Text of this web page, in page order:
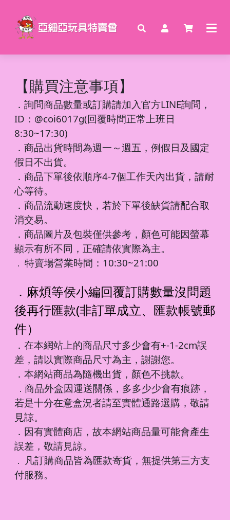
【購買注意事項】
． 詢問商品數量或訂購請加入官方LINE詢問，
ID：@coi6017g(回覆時間正常上班日
8:30~17:30)
．商品出貨時間為週一～週五，例假日及國定
假日不出貨。
．商品下單後依順序4-7個工作天內出貨，請耐
心等待。
．商品流動速度快，若於下單後缺貨請配合取
消交易。
．商品圖片及包裝僅供參考，顏色可能因螢幕
顯示有所不同，正確請依實際為主。
． 特賣場營業時間：10:30~21:00
．麻煩等侯小編回覆訂購數量沒問題
後再行匯款(非訂單成立、匯款帳號郵
件）
．在本網站上的商品尺寸多少會有+-1-2cm誤
差，請以實際商品尺寸為主，謝謝您。
．本網站商品為隨機出貨，顏色不挑款。
． 商品外盒因運送關係，多多少少會有痕跡，
若是十分在意盒況者請至實體通路選購，敬請
見諒。
．因有實體商店，故本網站商品量可能會產生
誤差，敬請見諒。
． 凡訂購商品皆為匯款寄貨，無提供第三方支
付服務。